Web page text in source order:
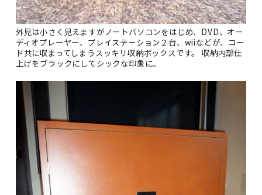
外見は小さく見えますがノートパソコンをはじめ、DVD、オー
ディオプレーヤー、プレイステーション２台、wiiなどが、コー
ド共に収まってしまうスッキリ収納ボックスです。 収納内部仕
上げをブラックにしてシックな印象に。